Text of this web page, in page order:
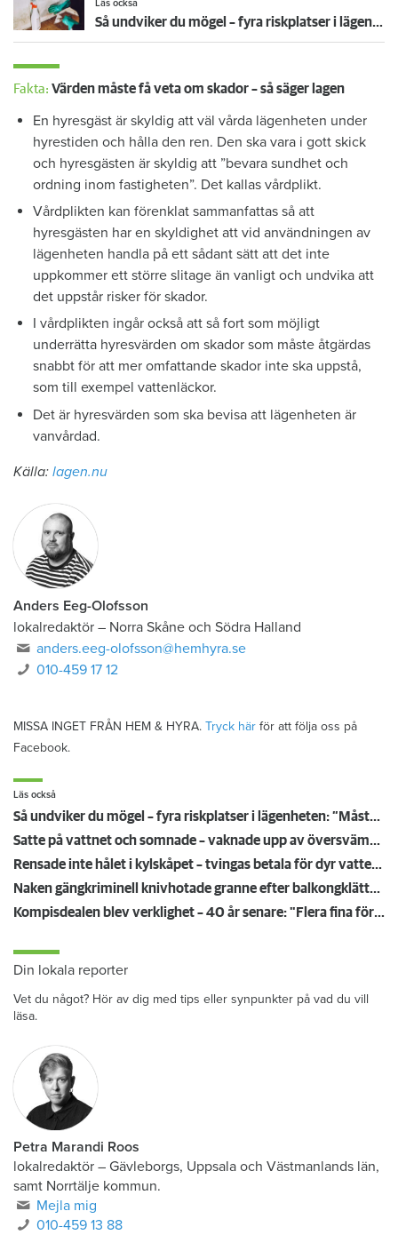
Läs också
Så undviker du mögel – fyra riskplatser i lägenheten: ”Måste städa bort”
Fakta: Värden måste få veta om skador – så säger lagen
En hyresgäst är skyldig att väl vårda lägenheten under
hyrestiden och hålla den ren. Den ska vara i gott skick
och hyresgästen är skyldig att ”bevara sundhet och
ordning inom fastigheten”. Det kallas vårdplikt.
Vårdplikten kan förenklat sammanfattas så att
hyresgästen har en skyldighet att vid användningen av
lägenheten handla på ett sådant sätt att det inte
uppkommer ett större slitage än vanligt och undvika att
det uppstår risker för skador.
I vårdplikten ingår också att så fort som möjligt
underrätta hyresvärden om skador som måste åtgärdas
snabbt för att mer omfattande skador inte ska uppstå,
som till exempel vattenläckor.
Det är hyresvärden som ska bevisa att lägenheten är
vanvårdad.
Källa: lagen.nu
Anders Eeg-Olofsson
lokalredaktör – Norra Skåne och Södra Halland
anders.eeg-olofsson@hemhyra.se
010-459 17 12
MISSA INGET FRÅN HEM & HYRA. Tryck här för att följa oss på
Facebook.
Läs också
Så undviker du mögel – fyra riskplatser i lägenheten: ”Måste städa bort”
Satte på vattnet och somnade – vaknade upp av översvämning hos grannen
Rensade inte hålet i kylskåpet – tvingas betala för dyr vattenskada
Naken gängkriminell knivhotade granne efter balkongklättring
Kompisdealen blev verklighet – 40 år senare: "Flera fina fördelar med att dela bostad"
Din lokala reporter
Vet du något? Hör av dig med tips eller synpunkter på vad du vill
läsa.
Petra Marandi Roos
lokalredaktör – Gävleborgs, Uppsala och Västmanlands län,
samt Norrtälje kommun.
Mejla mig
010-459 13 88